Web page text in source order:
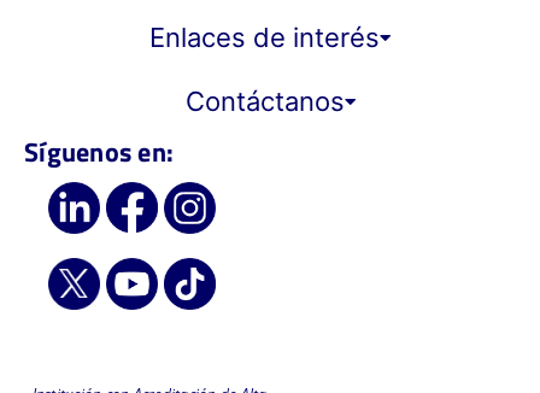
Enlaces de interés
Contáctanos
Síguenos en: